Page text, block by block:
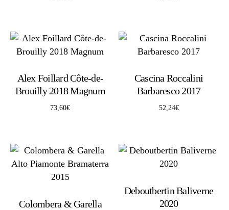
Alex Foillard Côte-de-
Brouilly 2018 Magnum
73,60€
Cascina Roccalini
Barbaresco 2017
52,24€
Colombera & Garella
Deboutbertin Baliverne
2020